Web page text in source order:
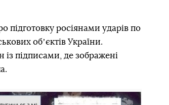
підготовку росіянами ударів по
обʼєктів України.
із підписами, де зображені